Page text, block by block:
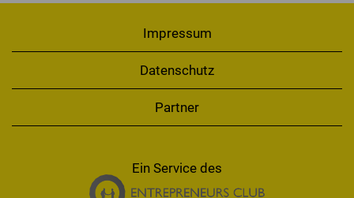
Impressum
Datenschutz
Partner
Ein Service des